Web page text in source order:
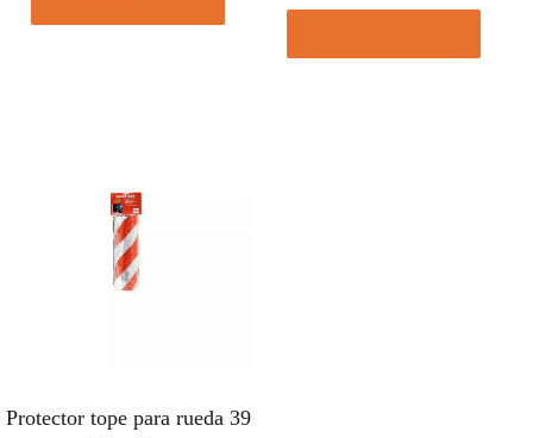
Protector tope para rueda 39